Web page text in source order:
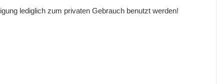
lediglich zum privaten Gebrauch benutzt werden!